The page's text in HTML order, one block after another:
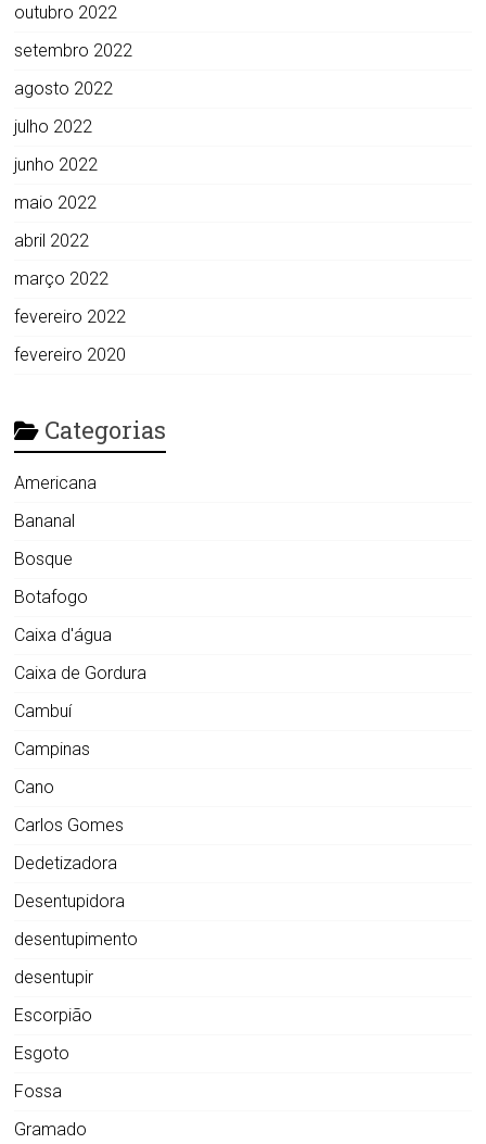
outubro 2022
setembro 2022
agosto 2022
julho 2022
junho 2022
maio 2022
abril 2022
março 2022
fevereiro 2022
fevereiro 2020
Categorias
Americana
Bananal
Bosque
Botafogo
Caixa d'água
Caixa de Gordura
Cambuí
Campinas
Cano
Carlos Gomes
Dedetizadora
Desentupidora
desentupimento
desentupir
Escorpião
Esgoto
Fossa
Gramado